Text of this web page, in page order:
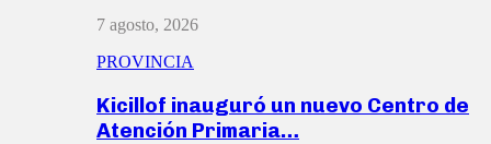
7 agosto, 2026
PROVINCIA
Kicillof inauguró un nuevo Centro de
Atención Primaria…